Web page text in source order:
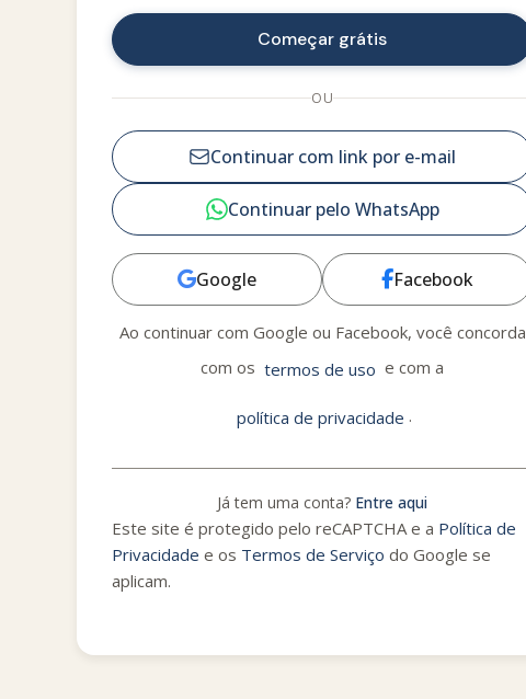
Começar grátis
OU
Continuar com link por e-mail
Continuar pelo WhatsApp
Google Facebook
Ao continuar com Google ou Facebook, você concorda
com os termos de uso e com a
política de privacidade .
Já tem uma conta? Entre aqui
Este site é protegido pelo reCAPTCHA e a Política de
Privacidade e os Termos de Serviço do Google se
aplicam.